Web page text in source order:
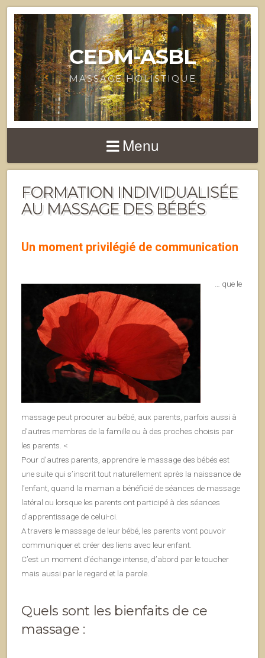
CEDM-ASBL
MASSAGE HOLISTIQUE
Menu
FORMATION INDIVIDUALISÉE
AU MASSAGE DES BÉBÉS
Un moment privilégié de communication
… que le
massage peut procurer au bébé, aux parents, parfois aussi à
d’autres membres de la famille ou à des proches choisis par
les parents. <
Pour d’autres parents, apprendre le massage des bébés est
une suite qui s’inscrit tout naturellement après la naissance de
l’enfant, quand la maman a bénéficié de séances de massage
latéral ou lorsque les parents ont participé à des séances
d’apprentissage de celui-ci.
A travers le massage de leur bébé, les parents vont pouvoir
communiquer et créer des liens avec leur enfant.
C’est un moment d’échange intense, d’abord par le toucher
mais aussi par le regard et la parole.
Quels sont les bienfaits de ce
massage :